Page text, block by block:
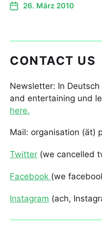
26. März 2010
CONTACT US
Newsletter: In
and entertaining und
here.
Mail: organisation (ät)
Twitter (we cancelled
Facebook (we
Instagram (ach,